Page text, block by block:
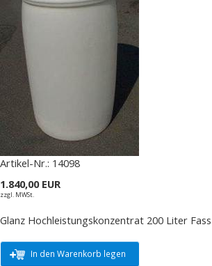
Artikel-Nr.: 14098
1.840,00 EUR
zzgl. MWSt.
Glanz Hochleistungskonzentrat 200 Liter Fass
In den Warenkorb legen